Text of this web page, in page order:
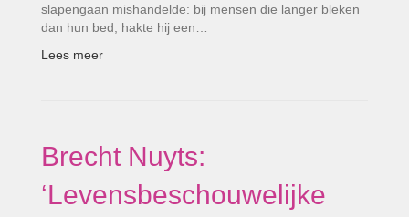
slapengaan mishandelde: bij mensen die langer bleken
dan hun bed, hakte hij een…
Lees meer
Brecht Nuyts:
‘Levensbeschouwelijke